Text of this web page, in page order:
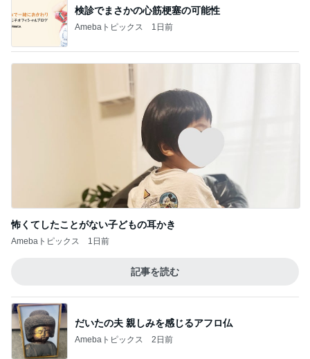
検診でまさかの心筋梗塞の可能性
Amebaトピックス 1日前
怖くてしたことがない子どもの耳かき
Amebaトピックス 1日前
記事を読む
だいたの夫 親しみを感じるアフロ仏
Amebaトピックス 2日前